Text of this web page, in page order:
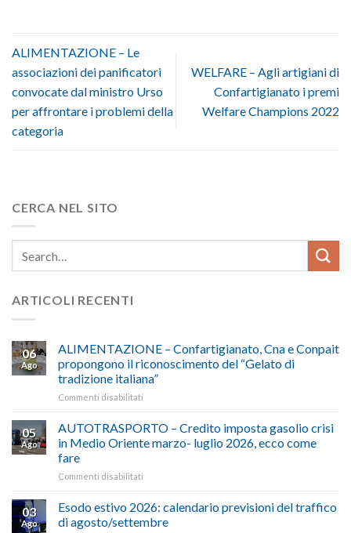
ALIMENTAZIONE – Le
associazioni dei panificatori
convocate dal ministro Urso
per affrontare i problemi della
categoria
WELFARE – Agli artigiani di
Confartigianato i premi
Welfare Champions 2022
CERCA NEL SITO
ARTICOLI RECENTI
06
Ago
ALIMENTAZIONE – Confartigianato, Cna e Conpait
propongono il riconoscimento del “Gelato di
tradizione italiana”
Commenti disabilitati
–
Confartigianato,
Cna
il
riconoscimento
del
05
Ago
AUTOTRASPORTO – Credito imposta gasolio crisi
in Medio Oriente marzo- luglio 2026, ecco come
fare
Commenti disabilitati
–
Credito
imposta
03
Ago
Esodo estivo 2026: calendario previsioni del traffico
di agosto/settembre